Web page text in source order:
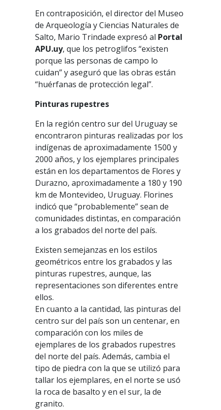
En contraposición, el director del Museo
de Arqueología y Ciencias Naturales de
Salto, Mario Trindade expresó al Portal
APU.uy, que los petroglifos “existen
porque las personas de campo lo
cuidan” y aseguró que las obras están
“huérfanas de protección legal”.
Pinturas rupestres
En la región centro sur del Uruguay se
encontraron pinturas realizadas por los
indígenas de aproximadamente 1500 y
2000 años, y los ejemplares principales
están en los departamentos de Flores y
Durazno, aproximadamente a 180 y 190
km de Montevideo, Uruguay. Florines
indicó que “probablemente” sean de
comunidades distintas, en comparación
a los grabados del norte del país.
Existen semejanzas en los estilos
geométricos entre los grabados y las
pinturas rupestres, aunque, las
representaciones son diferentes entre
ellos.
En cuanto a la cantidad, las pinturas del
centro sur del país son un centenar, en
comparación con los miles de
ejemplares de los grabados rupestres
del norte del país. Además, cambia el
tipo de piedra con la que se utilizó para
tallar los ejemplares, en el norte se usó
la roca de basalto y en el sur, la de
granito.